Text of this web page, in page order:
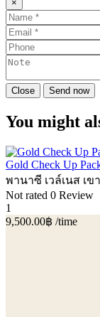
×
Close Send now
You might
Gold Check Up
พานาซี เวล์เนส เข
Not rated 0 Review
1
9,500.00฿ /time